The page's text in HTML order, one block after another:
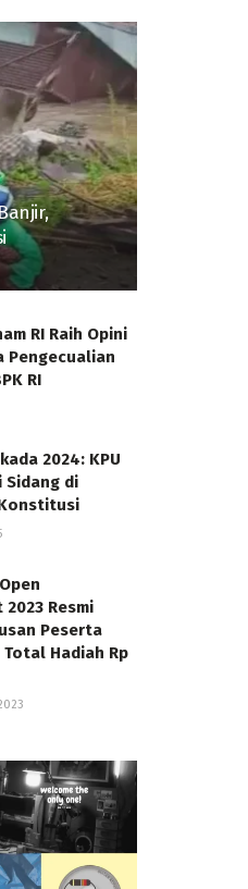
RI Raih Opini
Pengecualian
RI
2024: KPU
Sidang di
Resmi
Peserta
Hadiah Rp